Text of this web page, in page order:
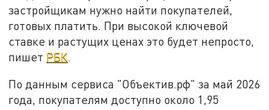
застройщикам нужно найти покупателей,
готовых платить. При высокой ключевой
ставке и растущих ценах это будет непросто,
пишет РБК.
По данным сервиса "Объектив.рф" за май 2026
года, покупателям доступно около 1,95